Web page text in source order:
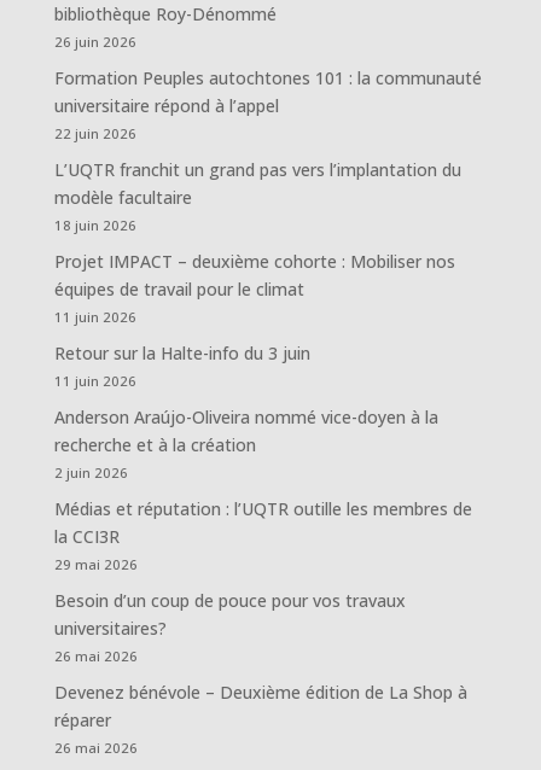
bibliothèque Roy-Dénommé
26 juin 2026
Formation Peuples autochtones 101 : la communauté
universitaire répond à l’appel
22 juin 2026
L’UQTR franchit un grand pas vers l’implantation du
modèle facultaire
18 juin 2026
Projet IMPACT – deuxième cohorte : Mobiliser nos
équipes de travail pour le climat
11 juin 2026
Retour sur la Halte-info du 3 juin
11 juin 2026
Anderson Araújo-Oliveira nommé vice-doyen à la
recherche et à la création
2 juin 2026
Médias et réputation : l’UQTR outille les membres de
la CCI3R
29 mai 2026
Besoin d’un coup de pouce pour vos travaux
universitaires?
26 mai 2026
Devenez bénévole – Deuxième édition de La Shop à
réparer
26 mai 2026